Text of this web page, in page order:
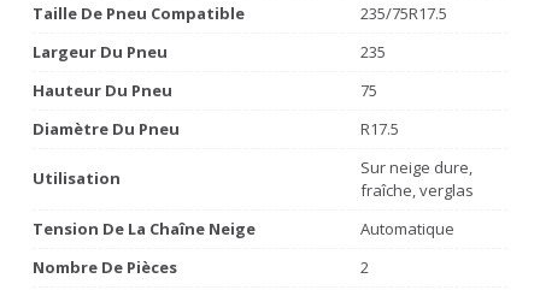
Taille De Pneu Compatible
235/75R17.5
Largeur Du Pneu
235
Hauteur Du Pneu
75
Diamètre Du Pneu
R17.5
Utilisation
Sur neige dure,
fraîche, verglas
Tension De La Chaîne Neige
Automatique
Nombre De Pièces
2